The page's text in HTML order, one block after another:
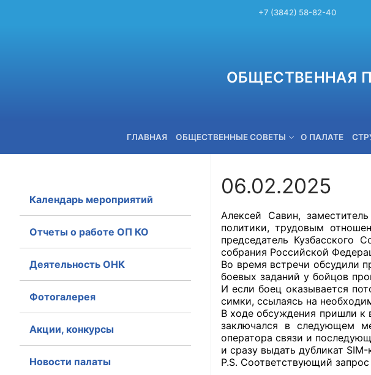
+7 (3842) 58-82-40
ОБЩЕСТВЕННАЯ
ГЛАВНАЯ ОБЩЕСТВЕННЫЕ СОВЕТЫ О ПАЛАТЕ
+7 (3842) 58-82-40
Главная
Общественные советы
Общественные советы при
исполнительной власти
06.02.2025
Алексей Савин,
политики, трудовым
председатель Кузбасского
собрания Российской
Во время встречи обсудили
боевых заданий у бойцов
И если боец оказывается
симки, ссылаясь на
В ходе обсуждения пришли к
заключался в следующем
оператора связи и
и сразу выдать дубликат SIM-
P.S. Соответствующий
Календарь мероприятий
Отчеты о работе ОП КО
Деятельность ОНК
Фотогалерея
Акции, конкурсы
Новости палаты